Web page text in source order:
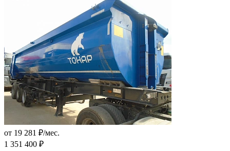
от 19 281 ₽/мес.
1 351 400 ₽